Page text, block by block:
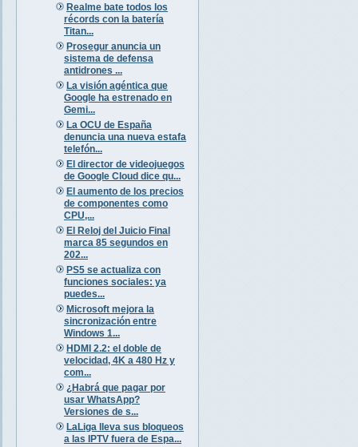
Realme bate todos los
récords con la batería
Titan...
Prosegur anuncia un
sistema de defensa
antidrones ...
La visión agéntica que
Google ha estrenado en
Gemi...
La OCU de España
denuncia una nueva estafa
telefón...
El director de videojuegos
de Google Cloud dice qu...
El aumento de los precios
de componentes como
CPU,...
El Reloj del Juicio Final
marca 85 segundos en
202...
PS5 se actualiza con
funciones sociales: ya
puedes...
Microsoft mejora la
sincronización entre
Windows 1...
HDMI 2.2: el doble de
velocidad, 4K a 480 Hz y
com...
¿Habrá que pagar por
usar WhatsApp?
Versiones de s...
LaLiga lleva sus bloqueos
a las IPTV fuera de Espa...